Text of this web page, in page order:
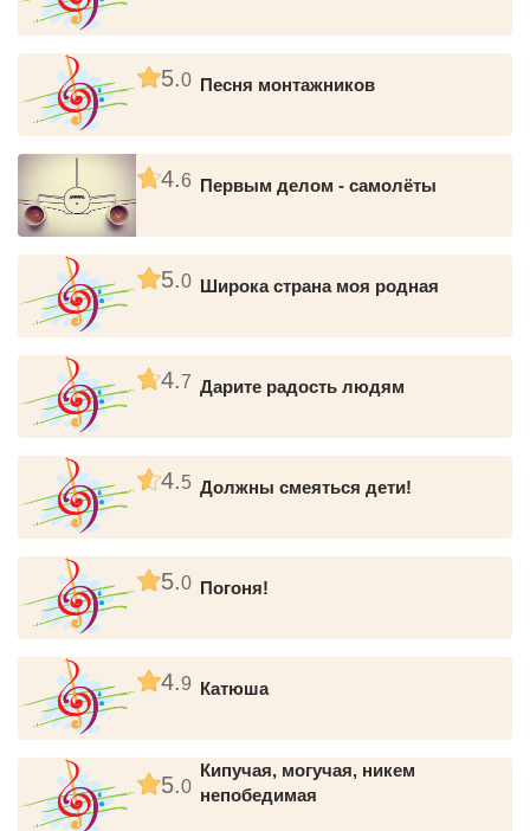
5.0 Песня монтажников
4.6 Первым делом - самолёты
5.0 Широка страна моя родная
4.7 Дарите радость людям
4.5 Должны смеяться дети!
5.0 Погоня!
4.9 Катюша
5.0
Кипучая, могучая, никем
непобедимая